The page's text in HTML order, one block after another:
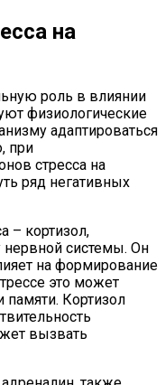
на
роль в влиянии
физиологические
адаптироваться
при
стресса на
ряд негативных
– кортизол,
нервной системы. Он
на формирование
это может
Кортизол
вызвать